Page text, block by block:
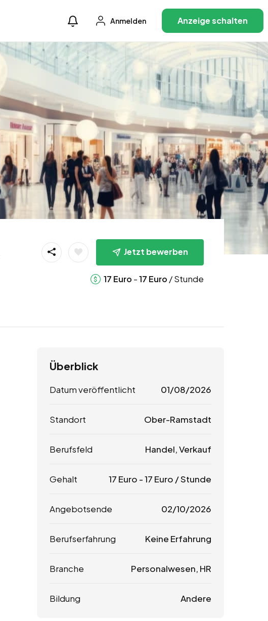
Anmelden Anzeige schalten
Jetzt bewerben
17 Euro -17 Euro / Stunde
Überblick
Datum veröffentlicht 01/08/2026
Standort Ober-Ramstadt
Berufsfeld Handel, Verkauf
Gehalt 17 Euro -17 Euro / Stunde
Angebotsende 02/10/2026
Berufserfahrung Keine Erfahrung
Branche Personalwesen, HR
Bildung Andere